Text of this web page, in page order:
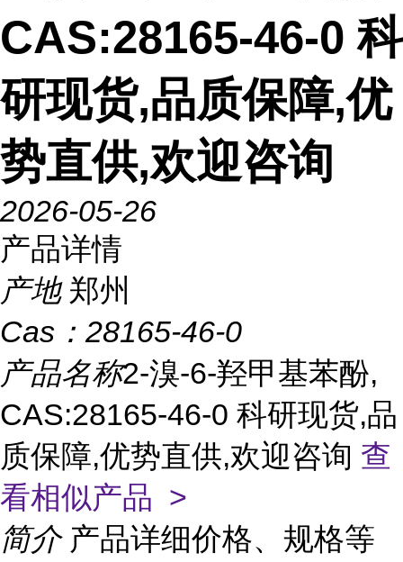
CAS:28165-46-0 科
研现货,品质保障,优
势直供,欢迎咨询
2026-05-26
产品详情
产地 郑州
Cas： 28165-46-0
产品名称2-溴-6-羟甲基苯酚,
CAS:28165-46-0 科研现货,品
质保障,优势直供,欢迎咨询 查
看相似产品 >
简介 产品详细价格、规格等